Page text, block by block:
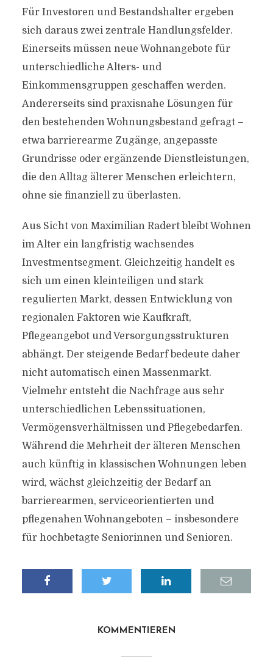
Für Investoren und Bestandshalter ergeben
sich daraus zwei zentrale Handlungsfelder.
Einerseits müssen neue Wohnangebote für
unterschiedliche Alters- und
Einkommensgruppen geschaffen werden.
Andererseits sind praxisnahe Lösungen für
den bestehenden Wohnungsbestand gefragt –
etwa barrierearme Zugänge, angepasste
Grundrisse oder ergänzende Dienstleistungen,
die den Alltag älterer Menschen erleichtern,
ohne sie finanziell zu überlasten.
Aus Sicht von Maximilian Radert bleibt Wohnen
im Alter ein langfristig wachsendes
Investmentsegment. Gleichzeitig handelt es
sich um einen kleinteiligen und stark
regulierten Markt, dessen Entwicklung von
regionalen Faktoren wie Kaufkraft,
Pflegeangebot und Versorgungsstrukturen
abhängt. Der steigende Bedarf bedeute daher
nicht automatisch einen Massenmarkt.
Vielmehr entsteht die Nachfrage aus sehr
unterschiedlichen Lebenssituationen,
Vermögensverhältnissen und Pflegebedarfen.
Während die Mehrheit der älteren Menschen
auch künftig in klassischen Wohnungen leben
wird, wächst gleichzeitig der Bedarf an
barrierearmen, serviceorientierten und
pflegenahen Wohnangeboten – insbesondere
für hochbetagte Seniorinnen und Senioren.
KOMMENTIEREN